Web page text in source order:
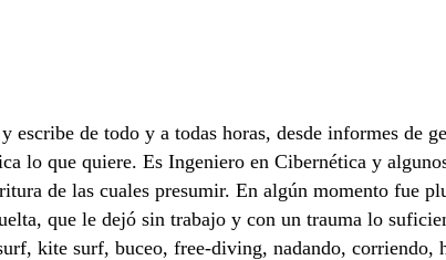
de todo y a todas horas, desde informes de
lo que quiere. Es Ingeniero en Cibernética y
de las cuales presumir. En algún momento fue
que le dejó sin trabajo y con un trauma lo
kite surf, buceo, free-diving, nadando,